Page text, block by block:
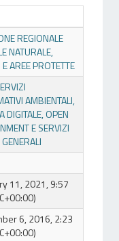
REGIONALE
NATURALE,
AREE PROTETTE
AMBIENTALI,
DIGITALE, OPEN
E SERVIZI
11, 2021, 9:57
6, 2016, 2:23